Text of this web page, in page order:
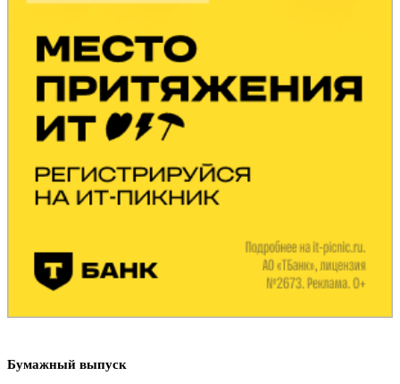
Бумажный выпуск